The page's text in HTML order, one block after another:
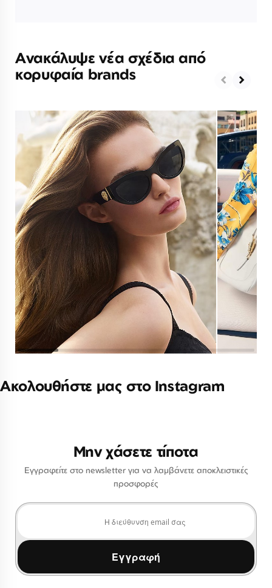
Ανακάλυψε νέα σχέδια από
κορυφαία brands
Ακολουθήστε μας στο Instagram
Μην χάσετε τίποτα
Εγγραφείτε στο newsletter για να λαμβάνετε αποκλειστικές
προσφορές
Εγγραφή